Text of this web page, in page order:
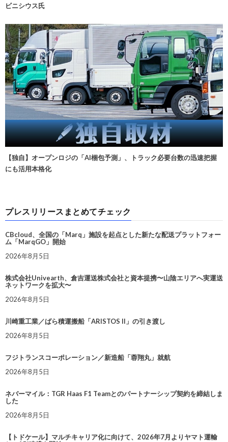
ビニシウス氏
【独自】オープンロジの「AI梱包予測」、トラック必要台数の迅速把握
にも活用本格化
プレスリリースまとめてチェック
CBcloud、全国の「Marq」施設を起点とした新たな配送プラットフォー
ム「MarqGO」開始
2026年8月5日
株式会社Univearth、倉吉運送株式会社と資本提携〜山陰エリアへ実運送
ネットワークを拡大〜
2026年8月5日
川崎重工業／ばら積運搬船「ARISTOS II」の引き渡し
2026年8月5日
フジトランスコーポレーション／新造船「蓉翔丸」就航
2026年8月5日
ネバーマイル：TGR Haas F1 Teamとのパートナーシップ契約を締結しま
した
2026年8月5日
【トドケール】マルチキャリア化に向けて、2026年7月よりヤマト運輸